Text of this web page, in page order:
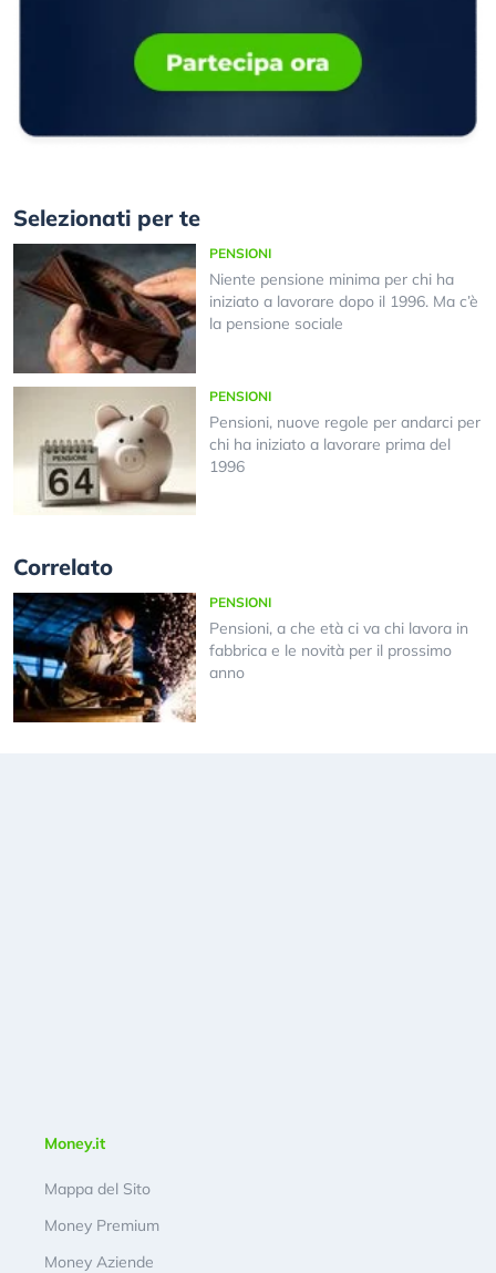
Selezionati per te
PENSIONI
Niente pensione minima per chi ha
iniziato a lavorare dopo il 1996. Ma c’è
la pensione sociale
PENSIONI
Pensioni, nuove regole per andarci per
chi ha iniziato a lavorare prima del
1996
Correlato
PENSIONI
Pensioni, a che età ci va chi lavora in
fabbrica e le novità per il prossimo
anno
Money.it
Mappa del Sito
Money Premium
Money Aziende